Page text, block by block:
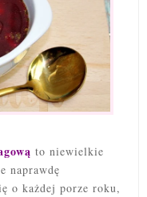
to niewielkie
naprawdę
o każdej porze roku,